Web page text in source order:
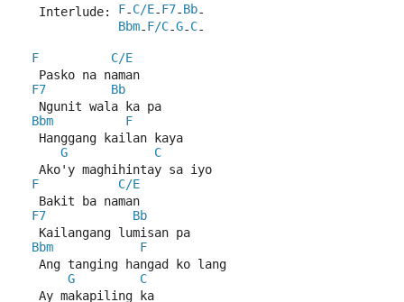
   Interlude:
F-C/E-F7-Bb-
Bbm-F/C-G-C-
F
C/E
   Pasko na naman
F7
Bb
   Ngunit wala ka pa
Bbm
F
   Hanggang kailan kaya
G
C
   Ako'y maghihintay sa iyo
F
C/E
   Bakit ba naman
F7
Bb
   Kailangang lumisan pa
Bbm
F
   Ang tanging hangad ko lang
G
C
   Ay makapiling ka